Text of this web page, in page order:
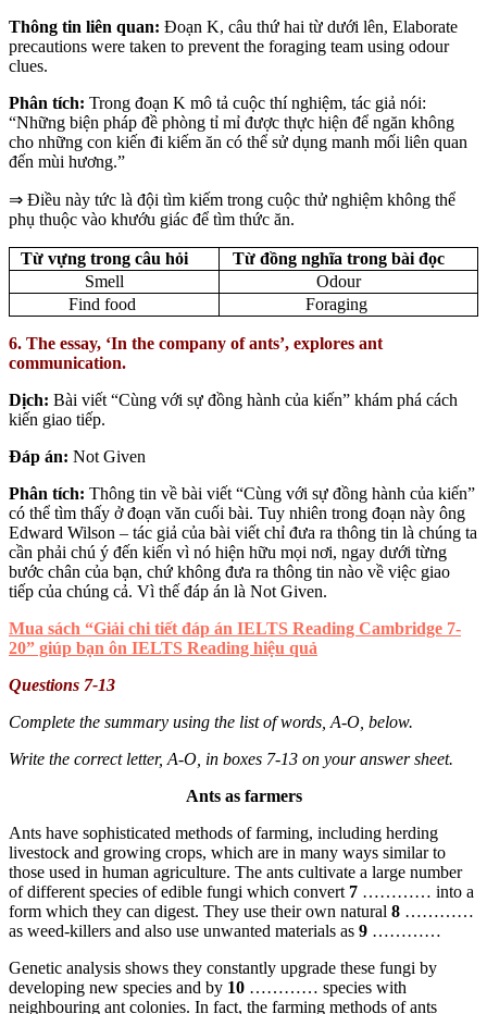
Thông tin liên quan: Đoạn K, câu thứ hai từ dưới lên, Elaborate
precautions were taken to prevent the foraging team using odour
clues.
Phân tích: Trong đoạn K mô tả cuộc thí nghiệm, tác giả nói:
“Những biện pháp đề phòng tỉ mỉ được thực hiện để ngăn không
cho những con kiến đi kiếm ăn có thể sử dụng manh mối liên quan
đến mùi hương.”
⇒ Điều này tức là đội tìm kiếm trong cuộc thử nghiệm không thể
phụ thuộc vào khướu giác để tìm thức ăn.
Từ vựng trong câu hỏi
Từ đồng nghĩa trong bài đọc
Smell
Odour
Find food
Foraging
6. The essay, ‘In the company of ants’, explores ant
communication.
Dịch: Bài viết “Cùng với sự đồng hành của kiến” khám phá cách
kiến giao tiếp.
Đáp án: Not Given
Phân tích: Thông tin về bài viết “Cùng với sự đồng hành của kiến”
có thể tìm thấy ở đoạn văn cuối bài. Tuy nhiên trong đoạn này ông
Edward Wilson – tác giả của bài viết chỉ đưa ra thông tin là chúng ta
cần phải chú ý đến kiến vì nó hiện hữu mọi nơi, ngay dưới từng
bước chân của bạn, chứ không đưa ra thông tin nào về việc giao
tiếp của chúng cả. Vì thế đáp án là Not Given.
Mua sách “Giải chi tiết đáp án IELTS Reading Cambridge 7-
20” giúp bạn ôn IELTS Reading hiệu quả
Questions 7-13
Complete the summary using the list of words, A-O, below.
Write the correct letter, A-O, in boxes 7-13 on your answer sheet.
Ants as farmers
Ants have sophisticated methods of farming, including herding
livestock and growing crops, which are in many ways similar to
those used in human agriculture. The ants cultivate a large number
of different species of edible fungi which convert 7 ………… into a
form which they can digest. They use their own natural 8 …………
as weed-killers and also use unwanted materials as 9 …………
Genetic analysis shows they constantly upgrade these fungi by
developing new species and by 10 ………… species with
neighbouring ant colonies. In fact, the farming methods of ants